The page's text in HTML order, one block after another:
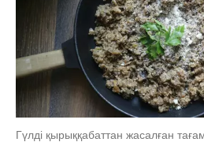
Гүлді қырыққабаттан жасалған